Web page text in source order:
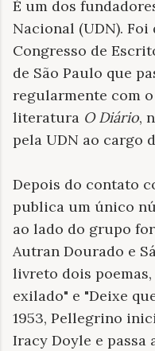
É um dos
Nacional (UDN).
Congresso de
de São Paulo que
regularmente com
literatura O Diário,
pela UDN ao cargo
Depois do contato
publica um único
ao lado do grupo
Autran Dourado e
livreto dois
exilado" e "Deixe
1953, Pellegrino
Iracy Doyle e